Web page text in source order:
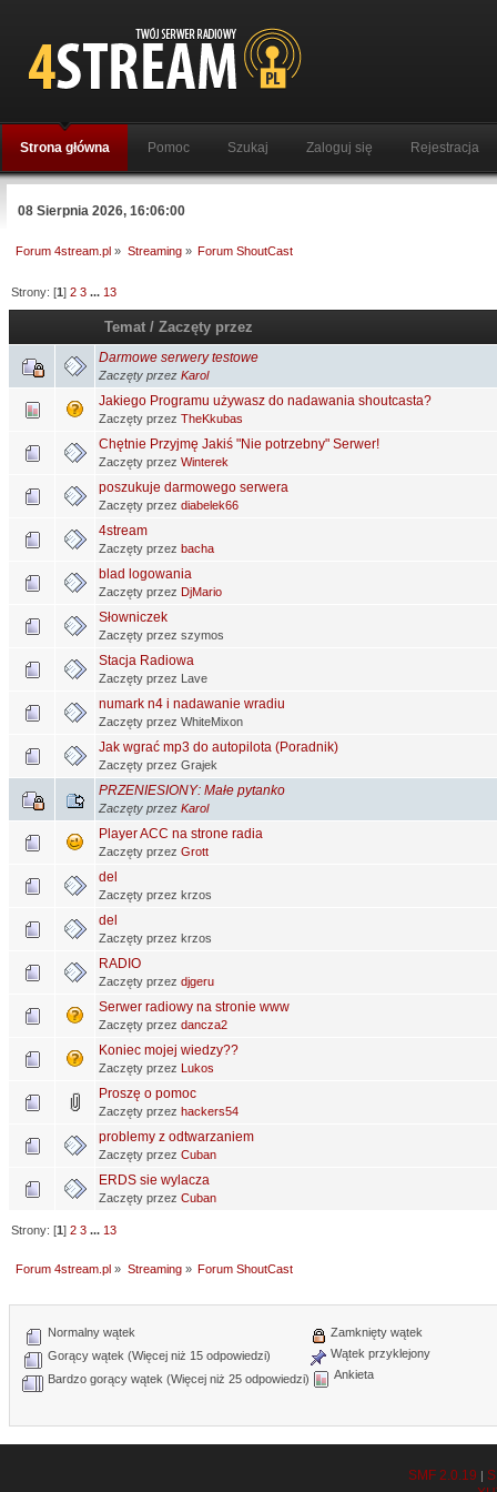
Strona główna Pomoc Szukaj Zaloguj się Rejestracja
08 Sierpnia 2026, 16:06:00
Forum 4stream.pl » Streaming» Forum ShoutCast
Strony: [1]2 3 ... 13
Temat /Zaczęty przez
Darmowe serwery testowe
Zaczęty przez Karol
Jakiego Programu używasz do nadawania shoutcasta?
Zaczęty przez TheKkubas
Chętnie Przyjmę Jakiś "Nie potrzebny" Serwer!
Zaczęty przez Winterek
poszukuje darmowego serwera
Zaczęty przez diabelek66
4stream
Zaczęty przez bacha
blad logowania
Zaczęty przez DjMario
Słowniczek
Zaczęty przez szymos
Stacja Radiowa
Zaczęty przez Lave
numark n4 i nadawanie wradiu
Zaczęty przez WhiteMixon
Jak wgrać mp3 do autopilota (Poradnik)
Zaczęty przez Grajek
PRZENIESIONY: Małe pytanko
Zaczęty przez Karol
Player ACC na strone radia
Zaczęty przez Grott
del
Zaczęty przez krzos
del
Zaczęty przez krzos
RADIO
Zaczęty przez djgeru
Serwer radiowy na stronie www
Zaczęty przez dancza2
Koniec mojej wiedzy??
Zaczęty przez Lukos
Proszę o pomoc
Zaczęty przez hackers54
problemy z odtwarzaniem
Zaczęty przez Cuban
ERDS sie wylacza
Zaczęty przez Cuban
Strony: [1]2 3 ... 13
Forum 4stream.pl » Streaming» Forum ShoutCast
Normalny wątek
Gorący wątek (Więcej niż 15 odpowiedzi)
Bardzo gorący wątek (Więcej niż 25 odpowiedzi)
Zamknięty wątek
Wątek przyklejony
Ankieta
SMF 2.0.19 |